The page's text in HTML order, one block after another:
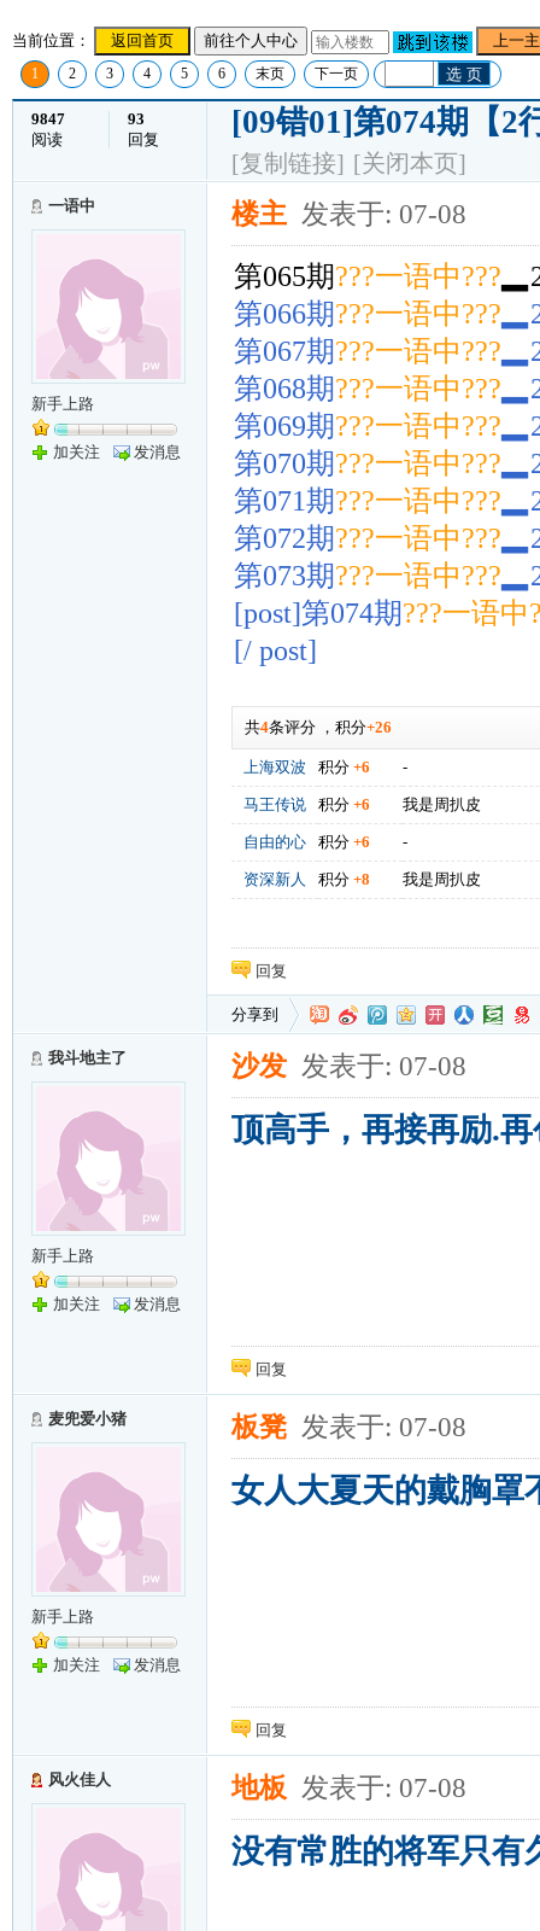
当前位置： 返回首页 前往个人中心 上一
1 2 3 4 5 6 末页 下一页 选 页
9847
阅读
93
回复
[09错01]第074期【2
[复制链接] [关闭本页]
一语中
新手上路
加关注 发消息
楼主 发表于: 07-08
第065期???一语中???
第066期???一语中???
第067期???一语中???
第068期???一语中???
第069期???一语中???
第070期???一语中???
第071期???一语中???
第072期???一语中???
第073期???一语中???
[post]第074期???一语中
[/ post]
共4条评分， 积分+26
上海双波 积分 +6 -
马王传说 积分 +6 我是周扒皮
自由的心 积分 +6 -
资深新人 积分 +8 我是周扒皮
回复
分享到
我斗地主了
新手上路
加关注 发消息
沙发 发表于: 07-08
顶高手，再接再励.
回复
麦兜爱小猪
新手上路
加关注 发消息
板凳 发表于: 07-08
女人大夏天的戴胸
回复
风火佳人 地板 发表于: 07-08
没有常胜的将军只有